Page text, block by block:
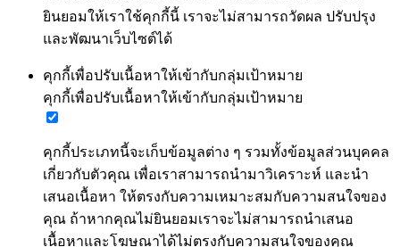
ยินยอมให้เราใช้คุกกี้นี้ เราจะไม่สามารถวัดผล ปรับปรุง
และพัฒนาเว็บไซต์ได้
คุกกี้เพื่อปรับเนื้อหาให้เข้ากับกลุ่มเป้าหมาย
คุกกี้เพื่อปรับเนื้อหาให้เข้ากับกลุ่มเป้าหมาย
คุกกี้ประเภทนี้จะเก็บข้อมูลต่าง ๆ รวมทั้งข้อมูลส่วนบุคคล
เกี่ยวกับตัวคุณ เพื่อเราสามารถนำมาวิเคราะห์ และนำ
เสนอเนื้อหา ให้ตรงกับความเหมาะสมกับความสนใจของ
คุณ ถ้าหากคุณไม่ยินยอมเราจะไม่สามารถนำเสนอ
เนื้อหาและโฆษณาได้ไม่ตรงกับความสนใจของคุณ